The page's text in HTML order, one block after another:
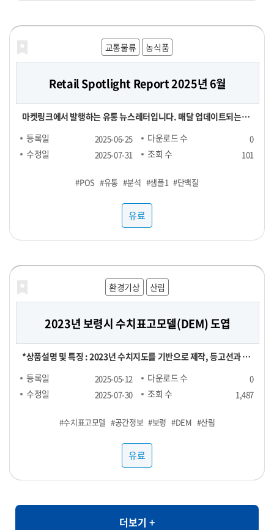
교통물류 농식품
Retail Spotlight Report 2025년 6월
마켓링크에서 발행하는 유통 뉴스레터입니다. 매달 업데이트되는
Retail Spotlight Report를 통해 최신 비즈니스 소식과 유용한 정
보를 전달해드립니다. -■ 25년 6월 분석 주제 : 단백질(프로틴) -■
KAD(Key Account Data) - KADA(Key Account Data
등록일 2025-06-25 다운로드 수 0
수정일 2025-07-31 조회 수 101
#POS #유통 #분석 #샘플1 #단백질
유료
해양농축수산 농식품
대형마트 농산물 실구매 영수증 데이터
실구매 영수증 기반 대형마트 농산물(과일, 채소) 소비 데이터 - 기간
및 용량에 따라 가격 협의 - 구매 가능 기간 : 24년 1월 ~ - 구매 채널 :
대형마트 - 주요 컬럼 : 영수증_이름, 회원_번호, 성별, 연령대, 구매
(과일, 채소) 구매가 포함된 영수증 RAW DATA로, 바스켓 분석 등에
등록일 2025-06-25 다운로드 수 0
수정일 2025-07-31 조회 수 129
#농산물 #대형마트 #영수증 #과일 #채소
유료
재정금융 농식품
영수증 이미지 데이터
[영수증 이미지 데이터 장당 100원] 채널 : 대형마트, 편의점 기간 :
24년 1월 ~ ※온라인, 오프라인 모두 포함되어있으며 사진마다 화질
이 다를 수 있음
등록일 2025-06-24 다운로드 수 0
수정일 2025-07-31 조회 수 107
#샘플1 #샘플4 #영수증 #샘플3 #샘플2
유료
해양농축수산 농식품
전국 지역별 외식 물가
[POS 기반 전국 지역별 외식 물가 데이터] - 1개월 기준 -- 집계형 (지
역별 메뉴 최저가, 최고가, 중앙값, Q1, Q3 값) : 업종당 9만 9천원 --
RAW : 500만원 *협의 -- 지역 구분 : 전국 17개 광역시도 -- 업종 구
찌개, 된장찌개, 삼계탕 설렁탕, 짜장면, 짬뽕, 칼국수 ▷ 카페 : 바닐
라라떼(HOT), 바닐라라떼(ICE), 스무디, 아메리카노(HOT), 아메
리카노(ICE), 에이드, 카라멜마끼아또(HOT), 카라멜마끼아또
(ICE) ▷ 분식 : 김밥(야채), 김밥(참치), 김밥(치즈), 돈까스, 떡볶이,
등록일 2025-06-24 다운로드 수 0
수정일 2025-07-31 조회 수 106
#외식 #샘플2 #물가 #샘플1 #샘플3
유료
재정금융 농식품
신용카드 채널별 TOP 100 SKU
[신용카드 결제 데이터] ▶ 채널별 TOP 100 SKU : 29,000원 ▶
RAW 형 데이터 : 5,000,000원 채널 : 네이버, 오아시스마켓, 자연드
림, 컬리, 쿠팡 기간 : 25년 1월 ~ FACT : 매출수량 기준 TOP 100
등록일 2025-06-24 다운로드 수 0
수정일 2025-07-31 조회 수 92
#샘플3 #카드 #샘플1 #샘플2 #샘플4
유료
보건의료 라이프로그
[합성] HTB 스트레스 진단데이터
본 데이터는 "헬스브릿지"의 "스트레스 진단데이터"를 기반으로,
GAN(적대적 생성 신경망, Generative Adversarial Networks)
모델을 활용하여 생성한 가상의 합성데이터입니다. 합성데이터는 개
니고 있어 임상 연구 및 의료 알고리즘 개발에 적합합니다. 본 데이터
셋은 개인정보 보호 및 연구 목적을 위해 합성데이터(Synthetic
Data) 기법을 기반으로 생성되었습니다. 합성데이터는 실제 데이터
운 분석이 가능하도록 설계되었습니다. 특히 의료/보건/사회 데이터
와 같이 민감한 정보의 활용도가 제한되는 환경에서도 안전하게 고품
등록일 2025-06-07 다운로드 수 1
수정일 2025-07-29 조회 수 89
#PTSD #스트레스 #우울 #불안 #합성데이터 #정신건강
유료
환경기상 산림
2023년 보령시 수치표고모델(DEM) 도엽
*상품설명 및 특징 : 2023년 수치지도를 기반으로 제작, 등고선과 표
고점을 활용했은며, 등고오류와 표고오류를 수정 *기간 및 범위 :
2023년 1월 ~ 2023년 12월 *컬럼정보 : 비정형이미지로 칼럼정보
예제 : 각종 GIS시스템 및 서비스 구축 *제한: 본자료는 민간 대상 공
개제한자료로서 민간에 제공할 수 없습니다. *국가공간정보기본법
에 따른 비공개 데이터이므로 민간에게는 판매할 수 없습니다. 공공
등록일 2025-05-12 다운로드 수 0
수정일 2025-07-30 조회 수 1,487
#수치표고모델 #공간정보 #보령 #DEM #산림
유료
더보기 +